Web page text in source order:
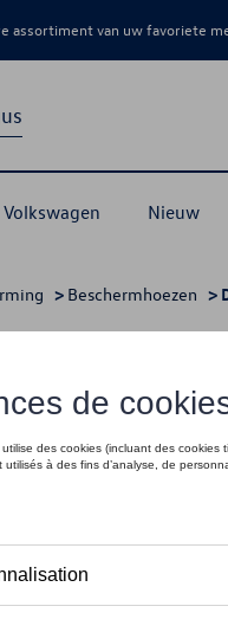
assortiment van uw favoriete
Nieuw
> Beschermhoezen >
met